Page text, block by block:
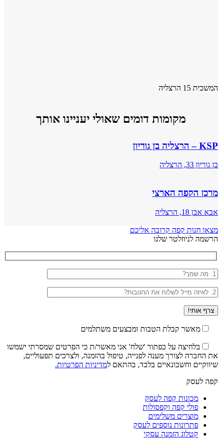
המשכית 15 הרצליה
מקומות דומים שאולי יעניינו אותך
KSP – הרצליה בן גוריון
בן גוריון 33, הרצליה
מרכז הקפה הארצי
אבא אבן 18, הרצליה
מצאו חנות קפה קרובה אליכם
הרשמה לניוזלטר שלנו
מאשר קבלת הטבות ומבצעים משתלמים
בלחיצה על כפתור 'שלח' אני מאשר/ת כי הפרטים שמסרתי ישמשו
את החברה לצורך מענה לפנייה, טיפול בהזמנה, ולצרכים תפעוליים,
שיווקיים וחשבונאיים בלבד, בהתאם למדיניות הפרטיות.
קפה לעסק
מכונות קפה לעסק
פולי קפה וקפסולות
מוצרים משלימים
פתרונות נוספים לעסק
קטלוג הזמנה עסקי